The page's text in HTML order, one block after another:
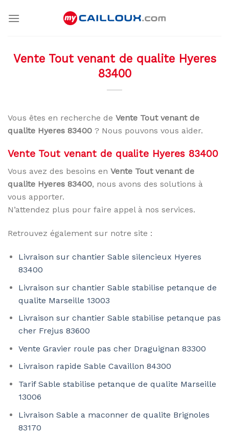
Vente Tout venant de qualite Hyeres
83400
Vous êtes en recherche de Vente Tout venant de
qualite Hyeres 83400 ? Nous pouvons vous aider.
Vente Tout venant de qualite Hyeres 83400
Vous avez des besoins en Vente Tout venant de
qualite Hyeres 83400, nous avons des solutions à
vous apporter.
N’attendez plus pour faire appel à nos services.
Retrouvez également sur notre site :
Livraison sur chantier Sable silencieux Hyeres
83400
Livraison sur chantier Sable stabilise petanque de
qualite Marseille 13003
Livraison sur chantier Sable stabilise petanque pas
cher Frejus 83600
Vente Gravier roule pas cher Draguignan 83300
Livraison rapide Sable Cavaillon 84300
Tarif Sable stabilise petanque de qualite Marseille
13006
Livraison Sable a maconner de qualite Brignoles
83170